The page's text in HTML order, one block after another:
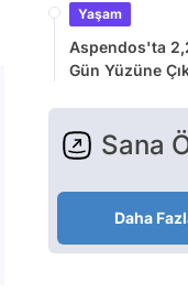
Yaşam
Aspendos'ta
Gün Yüzüne
Sana
Daha